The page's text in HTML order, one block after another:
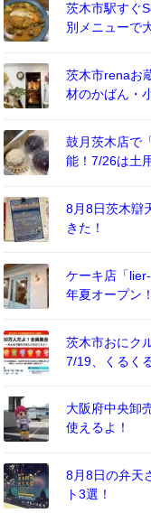
茨木市駅すぐ
別メニューで
茨木市renaお
材のかばん・
鼓月茨木店で
能！7/26は土
8月8日茨木辯
きた！
ケーキ店「
年夏オープン！
茨木市おにク
7/19、くるく
大阪府中央卸
使えるよ！
8月8日の弁天
ト3選！